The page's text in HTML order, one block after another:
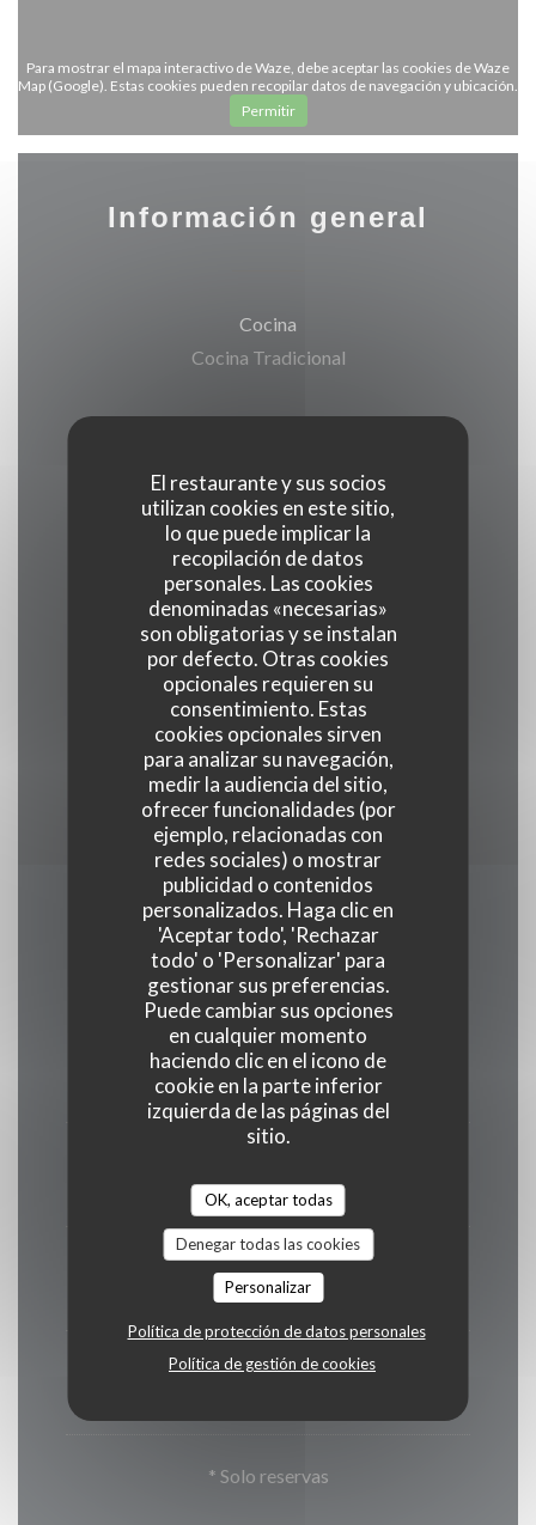
El restaurante y sus socios
utilizan cookies en este sitio,
lo que puede implicar la
recopilación de datos
personales. Las cookies
denominadas «necesarias»
son obligatorias y se instalan
por defecto. Otras cookies
opcionales requieren su
consentimiento. Estas
cookies opcionales sirven
para analizar su navegación,
medir la audiencia del sitio,
ofrecer funcionalidades (por
ejemplo, relacionadas con
redes sociales) o mostrar
publicidad o contenidos
personalizados. Haga clic en
'Aceptar todo', 'Rechazar
todo' o 'Personalizar' para
gestionar sus preferencias.
Puede cambiar sus opciones
en cualquier momento
haciendo clic en el icono de
cookie en la parte inferior
izquierda de las páginas del
sitio.
OK, aceptar todas
Denegar todas las cookies
Personalizar
Política de protección de datos personales
Política de gestión de cookies
Para mostrar el mapa interactivo de Waze, debe aceptar las cookies de Waze
Map (Google). Estas cookies pueden recopilar datos de navegación y ubicación.
Permitir
Información general
Cocina
Cocina Tradicional
Servicios
Terraza, Privatización, Estacionamiento, Acceso
WiFi
Métodos de pago
Visa, Tickets restaurante, Master,
Eurocard/Mastercard, Efectivo, Vouchers de
Viaje, Cheques, Tarjeta de Crédito, American
Express
Horario de apertura
Lun-Mar
Cerrado
12:00 - 13:30 *
19:00 - 20:30 *
Sábado
12:00 - 13:30 * • 19:00 - 21:00 *
Domingo
* Solo reservas